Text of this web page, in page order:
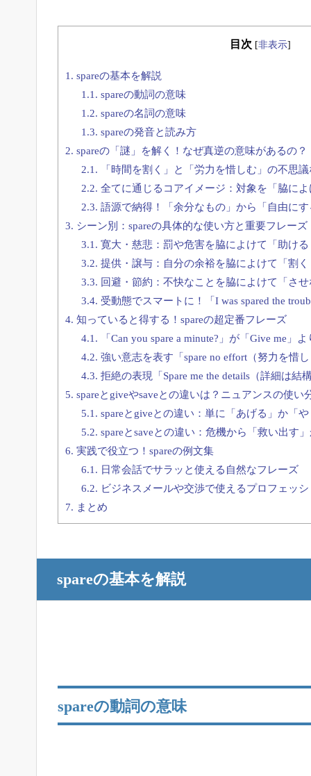
目次 [非表示]
1. spareの基本を解説
1.1. spareの動詞の意味
1.2. spareの名詞の意味
1.3. spareの発音と読み方
2. spareの「謎」を解く！なぜ真逆の意味があるの？
2.1. 「時間を割く」と「労力を惜しむ」の不思
2.2. 全てに通じるコアイメージ：対象を「脇に
2.3. 語源で納得！「余分なもの」から「自由に
3. シーン別：spareの具体的な使い方と重要フレーズ
3.1. 寛大・慈悲：罰や危害を脇によけて「助け
3.2. 提供・譲与：自分の余裕を脇によけて「割
3.3. 回避・節約：不快なことを脇によけて「さ
3.4. 受動態でスマートに！「I was spared the
4. 知っていると得する！spareの超定番フレーズ
4.1. 「Can you spare a minute?」が「Give me」
4.2. 強い意志を表す「spare no effort（努力を惜
4.3. 拒絶の表現「Spare me the details（詳細は結
5. spareとgiveやsaveとの違いは？ニュアンスの使い
5.1. spareとgiveとの違い：単に「あげる」か「
5.2. spareとsaveとの違い：危機から「救い出す
6. 実践で役立つ！spareの例文集
6.1. 日常会話でサラッと使える自然なフレーズ
6.2. ビジネスメールや交渉で使えるプロフェッ
7. まとめ
spareの基本を解説
spareの動詞の意味